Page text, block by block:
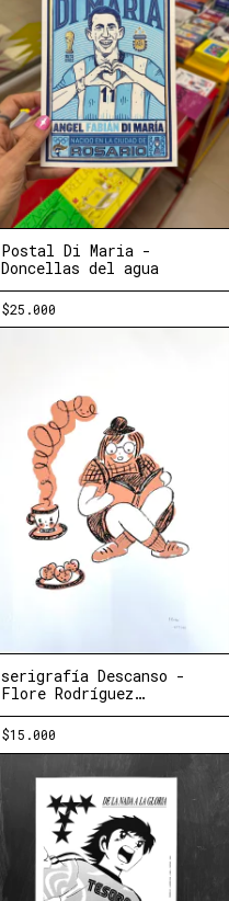
Postal Di Maria -
Doncellas del agua
$25.000
serigrafía Descanso -
Flore Rodríguez
(Nimia+Chocho)
$15.000